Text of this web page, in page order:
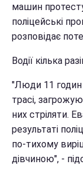
машин
поліцейські
розповідає
Водії кілька
"Люди 11 годин
трасі,
них стріляти.
результаті
по-тихому
дівчиною", -